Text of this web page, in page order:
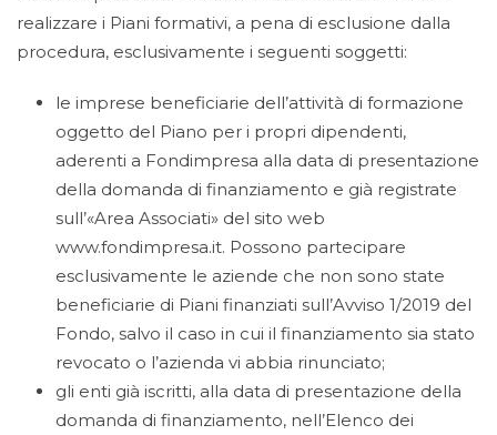
realizzare i Piani formativi, a pena di esclusione dalla
procedura, esclusivamente i seguenti soggetti:
le imprese beneficiarie dell’attività di formazione
oggetto del Piano per i propri dipendenti,
aderenti a Fondimpresa alla data di presentazione
della domanda di finanziamento e già registrate
sull’«Area Associati» del sito web
www.fondimpresa.it. Possono partecipare
esclusivamente le aziende che non sono state
beneficiarie di Piani finanziati sull’Avviso 1/2019 del
Fondo, salvo il caso in cui il finanziamento sia stato
revocato o l’azienda vi abbia rinunciato;
gli enti già iscritti, alla data di presentazione della
domanda di finanziamento, nell’Elenco dei